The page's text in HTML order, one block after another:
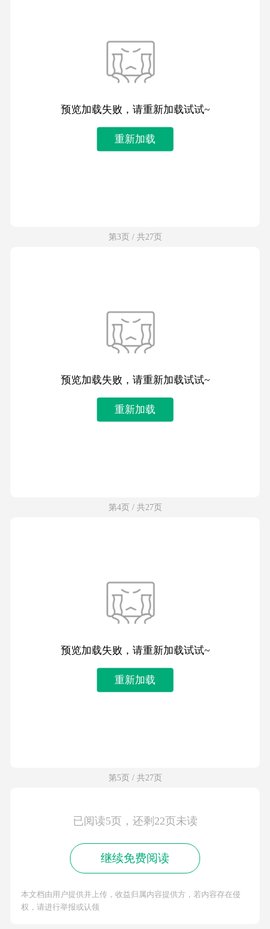
预览加载失败，请重新加载试试~
重新加载
第3页 / 共27页
预览加载失败，请重新加载试试~
重新加载
第4页 / 共27页
预览加载失败，请重新加载试试~
重新加载
第5页 / 共27页
已阅读5页，还剩22页未读
继续免费阅读
本文档由用户提供并上传，收益归属内容提供方，若内容存在侵
权，请进行举报或认领